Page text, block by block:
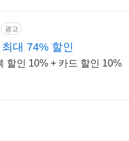
광고
대 74% 할인
할인 10% + 카드 할인 10%